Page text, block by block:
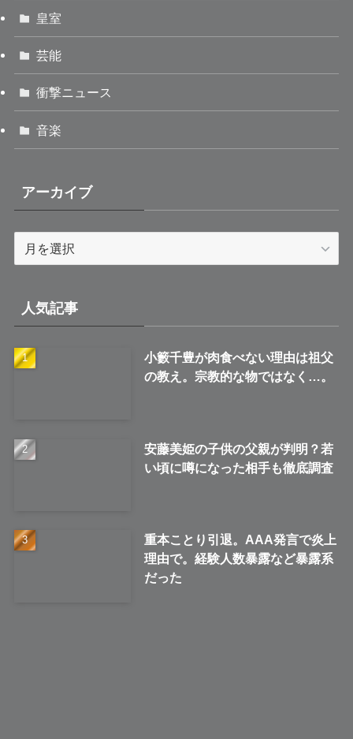
皇室
芸能
衝撃ニュース
音楽
アーカイブ
ブ
人気記事
小籔千豊が肉食べない理由は祖父
の教え。宗教的な物ではなく…。
安藤美姫の子供の父親が判明？若
い頃に噂になった相手も徹底調査
重本ことり引退。AAA発言で炎上
理由で。経験人数暴露など暴露系
だった